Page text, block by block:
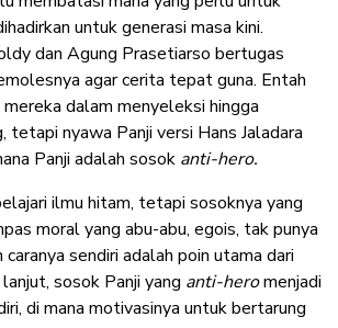
untuk generasi masa kini.
dan Agung Prasetiarso bertugas
agar cerita tepat guna. Entah
dalam menyeleksi hingga
tetapi nyawa Panji versi Hans Jaladara
Panji adalah sosok anti-hero.
ilmu hitam, tetapi sosoknya yang
moral yang abu-abu, egois, tak punya
caranya sendiri adalah poin utama dari
sosok Panji yang anti-heromenjadi
di mana motivasinya untuk bertarung